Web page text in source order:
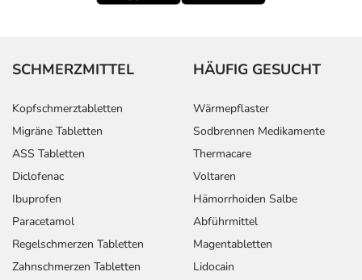
SCHMERZMITTEL
Kopfschmerztabletten
Migräne Tabletten
ASS Tabletten
Diclofenac
Ibuprofen
Paracetamol
Regelschmerzen Tabletten
Zahnschmerzen Tabletten
HÄUFIG GESUCHT
Wärmepflaster
Sodbrennen Medikamente
Thermacare
Voltaren
Hämorrhoiden Salbe
Abführmittel
Magentabletten
Lidocain